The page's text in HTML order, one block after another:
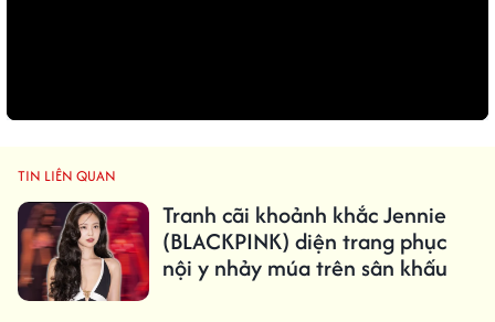
TIN LIÊN QUAN
Tranh cãi khoảnh khắc Jennie
(BLACKPINK) diện trang phục
nội y nhảy múa trên sân khấu